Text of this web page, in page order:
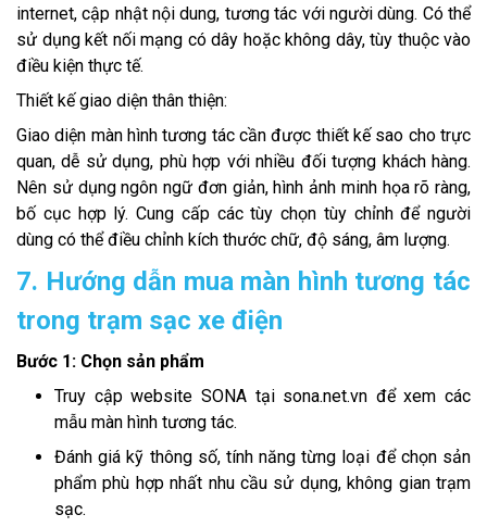
internet, cập nhật nội dung, tương tác với người dùng. Có thể
sử dụng kết nối mạng có dây hoặc không dây, tùy thuộc vào
điều kiện thực tế.
Thiết kế giao diện thân thiện:
Giao diện màn hình tương tác cần được thiết kế sao cho trực
quan, dễ sử dụng, phù hợp với nhiều đối tượng khách hàng.
Nên sử dụng ngôn ngữ đơn giản, hình ảnh minh họa rõ ràng,
bố cục hợp lý. Cung cấp các tùy chọn tùy chỉnh để người
dùng có thể điều chỉnh kích thước chữ, độ sáng, âm lượng.
7. Hướng dẫn mua màn hình tương tác
trong trạm sạc xe điện
Bước 1: Chọn sản phẩm
Truy cập website SONA tại sona.net.vn để xem các
mẫu màn hình tương tác.
Đánh giá kỹ thông số, tính năng từng loại để chọn sản
phẩm phù hợp nhất nhu cầu sử dụng, không gian trạm
sạc.